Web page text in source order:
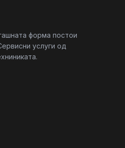
форма постои
услуги од